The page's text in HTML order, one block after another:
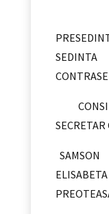
SAMSON